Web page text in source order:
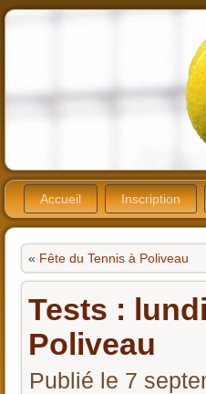
Accueil Inscription
« Fête du Tennis à Poliveau
Tests :
Poliveau
Publié le 7